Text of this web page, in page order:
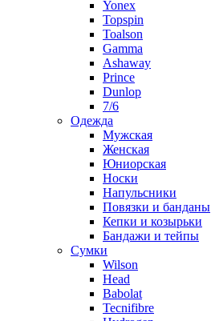
Yonex
Topspin
Toalson
Gamma
Ashaway
Prince
Dunlop
7/6
Одежда
Мужская
Женская
Юниорская
Носки
Напульсники
Повязки и банданы
Кепки и козырьки
Бандажи и тейпы
Сумки
Wilson
Head
Babolat
Tecnifibre